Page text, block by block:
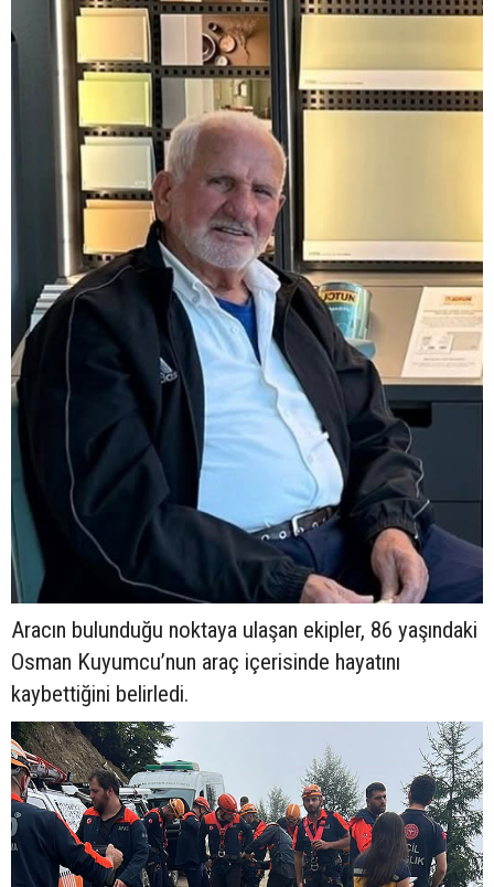
Aracın bulunduğu noktaya ulaşan ekipler, 86 yaşındaki
Osman Kuyumcu’nun araç içerisinde hayatını
kaybettiğini belirledi.